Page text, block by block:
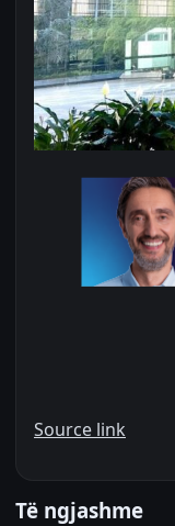
Source link
Të ngjashme